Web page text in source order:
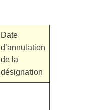
Date
d’annulation
de la
désignation